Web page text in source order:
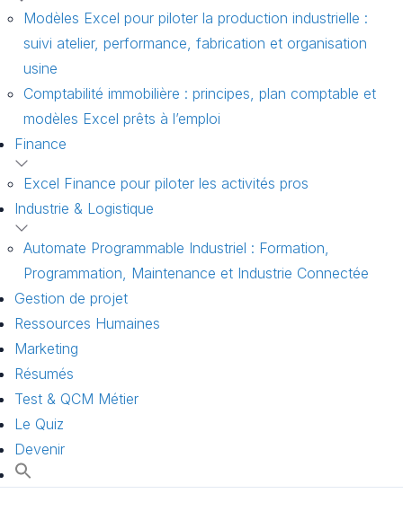
Modèles Excel pour piloter la production industrielle :
suivi atelier, performance, fabrication et organisation
usine
Comptabilité immobilière : principes, plan comptable et
modèles Excel prêts à l’emploi
Finance
Excel Finance pour piloter les activités pros
Industrie & Logistique
Automate Programmable Industriel : Formation,
Programmation, Maintenance et Industrie Connectée
Gestion de projet
Ressources Humaines
Marketing
Résumés
Test & QCM Métier
Le Quiz
Devenir